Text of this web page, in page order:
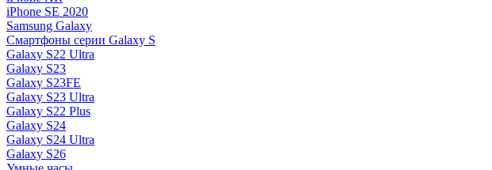
iPhone SE 2020
Samsung Galaxy
Смартфоны серии Galaxy S
Galaxy S22 Ultra
Galaxy S23
Galaxy S23FE
Galaxy S23 Ultra
Galaxy S22 Plus
Galaxy S24
Galaxy S24 Ultra
Galaxy S26